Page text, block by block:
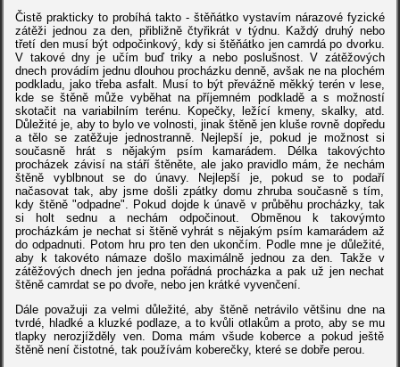
Čistě prakticky to probíhá takto - štěňátko vystavím nárazové fyzické
zátěži jednou za den, přibližně čtyřikrát v týdnu. Každý druhý nebo
třetí den musí být odpočinkový, kdy si štěňátko jen camrdá po dvorku.
V takové dny je učím buď triky a nebo poslušnost. V zátěžových
dnech provádím jednu dlouhou procházku denně, avšak ne na plochém
podkladu, jako třeba asfalt. Musí to být převážně měkký terén v lese,
kde se štěně může vyběhat na příjemném podkladě a s možností
skotačit na variabilním terénu. Kopečky, ležící kmeny, skalky, atd.
Důležité je, aby to bylo ve volnosti, jinak štěně jen kluše rovně dopředu
a tělo se zatěžuje jednostranně. Nejlepší je, pokud je možnost si
současně hrát s nějakým psím kamarádem. Délka takovýchto
procházek závisí na stáří štěněte, ale jako pravidlo mám, že nechám
štěně vyblbnout se do únavy. Nejlepší je, pokud se to podaří
načasovat tak, aby jsme došli zpátky domu zhruba současně s tím,
kdy štěně "odpadne". Pokud dojde k únavě v průběhu procházky, tak
si holt sednu a nechám odpočinout. Obměnou k takovýmto
procházkám je nechat si štěně vyhrát s nějakým psím kamarádem až
do odpadnuti. Potom hru pro ten den ukončím. Podle mne je důležité,
aby k takovéto námaze došlo maximálně jednou za den. Takže v
zátěžových dnech jen jedna pořádná procházka a pak už jen nechat
štěně camrdat se po dvoře, nebo jen krátké vyvenčení.
Dále považuji za velmi důležité, aby štěně netrávilo většinu dne na
tvrdé, hladké a kluzké podlaze, a to kvůli otlakům a proto, aby se mu
tlapky nerozjížděly ven. Doma mám všude koberce a pokud ještě
štěně není čistotné, tak používám koberečky, které se dobře perou.